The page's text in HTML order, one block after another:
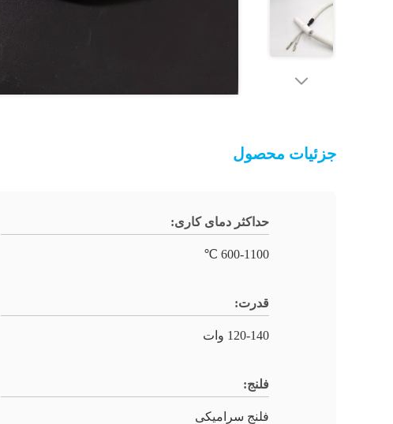
جزئیات محصول
حداکثر دمای کاری:
600-1100 ℃
قدرت:
120-140 وات
فلنج:
فلنج سرامیکی